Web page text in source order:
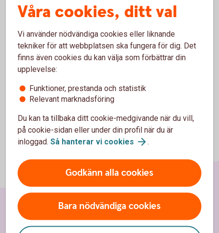
Bevis Nu finns i olika risknivåer beroende på
konstruktionen. Du hittar risknivån och detaljerad
information om respektive SPAX Nu och Bevis Nu i
placeringens Produktblad, Faktablad, Prospekt och Slutliga
villkor.
Våra cookies, ditt val
Vi använder nödvändiga cookies eller liknande
tekniker för att webbplatsen ska fungera för dig. Det
finns även cookies du kan välja som förbättrar din
upplevelse:
Funktioner, prestanda och statistik
Relevant marknadsföring
Du kan ta tillbaka ditt cookie-medgivande när du vill,
på cookie-sidan eller under din profil när du är
inloggad. Så hanterar vi cookies .
Godkänn alla cookies
Bara nödvändiga cookies
Sidfot
Hitta snabbt